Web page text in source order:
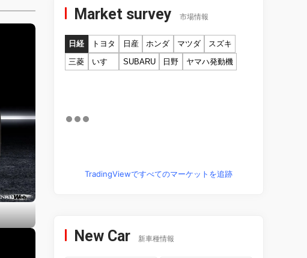
Market survey 市場情報
日経 トヨタ 日産 ホンダ マツダ
スズキ
三菱
いすゞ SUBARU 日野 ヤマハ発動機
TradingViewですべてのマーケットを追跡
New Car 新車種情報